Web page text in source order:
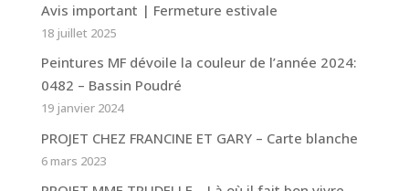
Avis important | Fermeture estivale
18 juillet 2025
Peintures MF dévoile la couleur de l’année 2024:
0482 – Bassin Poudré
19 janvier 2024
PROJET CHEZ FRANCINE ET GARY – Carte blanche
6 mars 2023